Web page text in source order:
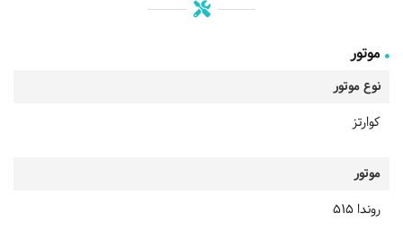
موتور
نوع موتور
کوارتز
موتور
روندا 515